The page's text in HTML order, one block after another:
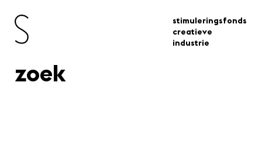
stimuleringsfonds
creatieve
industrie
zoek